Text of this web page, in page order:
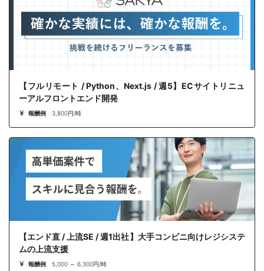
【フルリモート / Python、Next.js / 週5】ECサイトリニュ
ーアルフロントエンド開発
報酬例 3,800円/時
【エンド直 / 上流SE / 週1出社】大手コンビニ向けレジシステ
ムの上流支援
報酬例 5,000 ～ 6,300円/時